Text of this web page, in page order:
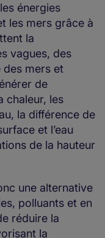
énergies
les mers grâce à
la
vagues, des
mers et
de
chaleur, les
la différence de
et l’eau
de la hauteur
une alternative
polluants et en
réduire la
la